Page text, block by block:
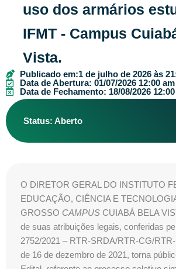
uso dos armários
IFMT - Campus
Vista.
Publicado em:1 de julho de 2026 às
Data de Abertura: 01/07/2026 12:00 am
Data de Fechamento: 18/08/2026
Status: Aberto
O DIRETOR GERAL DO INSTITUTO
EDUCAÇÃO, CIÊNCIA E
GROSSO CAMPUS CUIABÁ BELA
de suas atribuições legais, conferidas
2752/2021 – RTR-SRDA/RTR-CG/
de 16 de dezembro de 2021, torna